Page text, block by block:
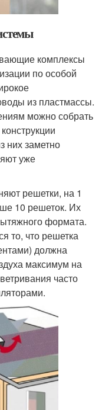
комплексы
по особой
из пластмассы.
можно собрать
них заметно
уже
решетки, на 1
10 решеток. Их
формата.
то, что решетка
должна
максимум на
часто